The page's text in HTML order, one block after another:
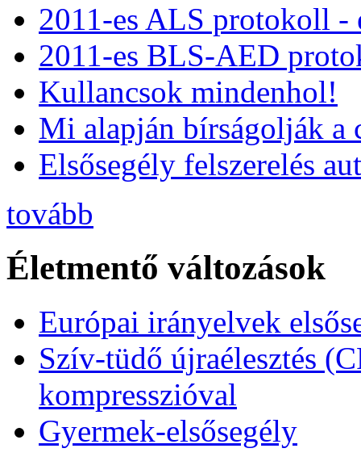
2011-es ALS protokoll -
2011-es BLS-AED
Kullancsok mindenhol!
Mi alapján bírságolják a
Elsősegély felszerelés
tovább
Életmentő változások
Európai irányelvek
Szív-tüdő újraélesztés
kompresszióval
Gyermek-elsősegély